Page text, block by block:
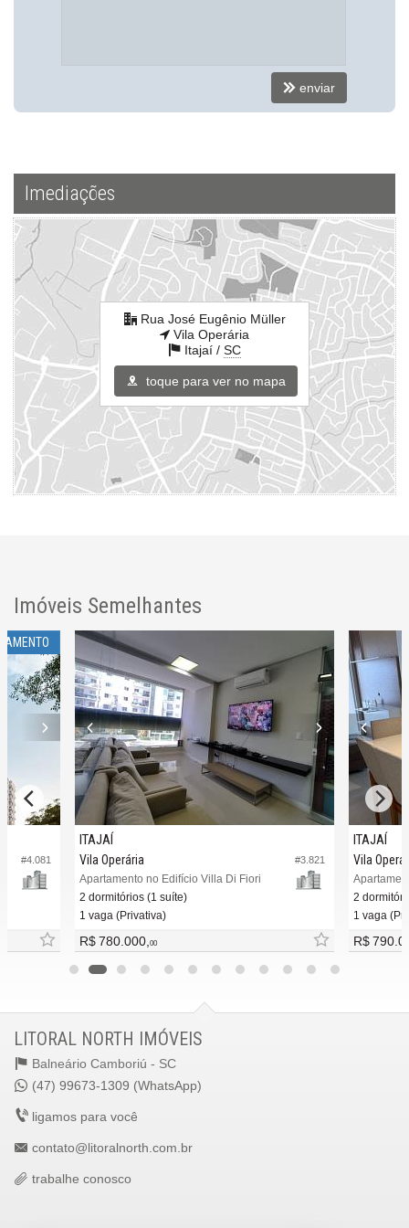
ver mapa abaixo
enviar
Imediações
Rua José Eugênio Müller
Vila Operária
Itajaí / SC
toque para ver no mapa
Imóveis Semelhantes
#4.081 #3.821
ITAJAÍ
Vila Operária
Apartamento no Edifício Villa Di Fiori
2 dormitórios (1 suíte)
1 vaga (Privativa)
R$ 780.000, 00
ITAJAÍ
Vila
2
1 vaga
R$
LITORAL NORTH IMÓVEIS
Balneário Camboriú - SC
(47) 99673-1309 (WhatsApp)
ligamos para você
contato@litoralnorth.com.br
trabalhe conosco